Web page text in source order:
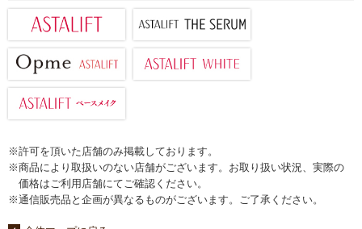
※許可を頂いた店舗のみ掲載しております。
※商品により取扱いのない店舗がございます。お取り扱い状況、実際の
価格はご利用店舗にてご確認ください。
※通信販売品と企画が異なるものがございます。ご了承ください。